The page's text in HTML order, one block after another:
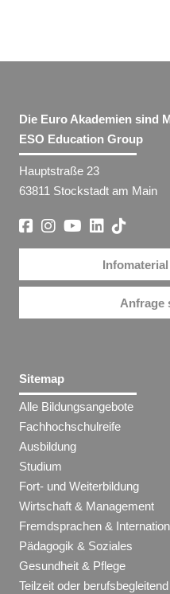
Die Euro Akademien sind
ESO Education Group
Hauptstraße 23
63811 Stockstadt am Main
Anfrage
Sitemap
Alle Bildungsangebote
Fachhochschulreife
Ausbildung
Studium
Fort- und Weiterbildung
Wirtschaft & Management
Fremdsprachen &
Pädagogik & Soziales
Gesundheit & Pflege
Teilzeit oder berufsbegleitend